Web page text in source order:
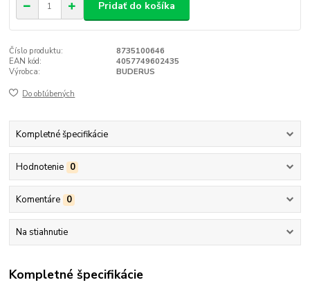
Pridať do košíka
Číslo produktu:
8735100646
EAN kód:
4057749602435
Výrobca:
BUDERUS
Do obľúbených
Kompletné špecifikácie
Hodnotenie 0
Komentáre 0
Na stiahnutie
Kompletné špecifikácie